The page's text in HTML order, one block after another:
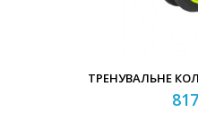
ТРЕНУВАЛЬНЕ